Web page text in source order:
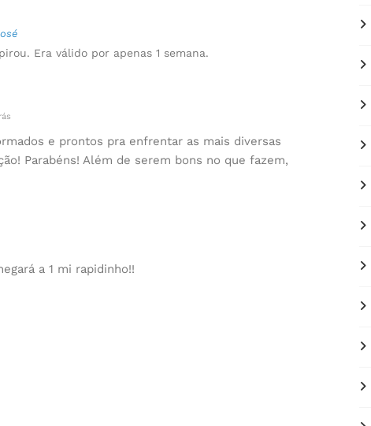
Era válido por apenas 1 semana.
e prontos pra enfrentar as mais diversas
Parabéns! Além de serem bons no que fazem,
a 1 mi rapidinho!!